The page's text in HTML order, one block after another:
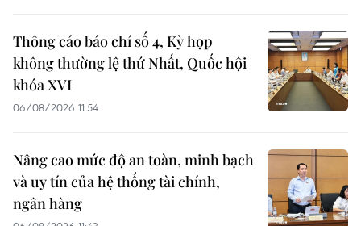
Thông cáo báo chí số 4, Kỳ họp
không thường lệ thứ Nhất, Quốc hội
khóa XVI
06/08/2026 11:54
Nâng cao mức độ an toàn, minh bạch
và uy tín của hệ thống tài chính,
ngân hàng